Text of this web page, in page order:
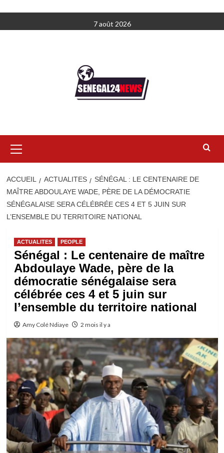
au
7 août 2026
principal
ACCUEIL ACTUALITES
SÉNÉGAL : LE CENTENAIRE DE
MAÎTRE ABDOULAYE WADE, PÈRE DE LA DÉMOCRATIE
SÉNÉGALAISE SERA CÉLÉBRÉE CES 4 ET 5 JUIN SUR
L’ENSEMBLE DU TERRITOIRE NATIONAL
ACTUALITES PEOPLE
Sénégal : Le centenaire de maître
Abdoulaye Wade, père de la
démocratie sénégalaise sera
célébrée ces 4 et 5 juin sur
l’ensemble du territoire national
Amy Colé Ndiaye 2 mois il y a